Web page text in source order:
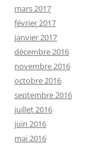
mars 2017
février 2017
janvier 2017
décembre 2016
novembre 2016
octobre 2016
septembre 2016
juillet 2016
juin 2016
mai 2016